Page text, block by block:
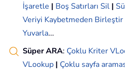
İşaretle | Boş Satırları Sil |
Veriyi Kaybetmeden Birleştir
Yuvarla...
Süper ARA: Çoklu Kriter
VLookup | Çoklu sayfa